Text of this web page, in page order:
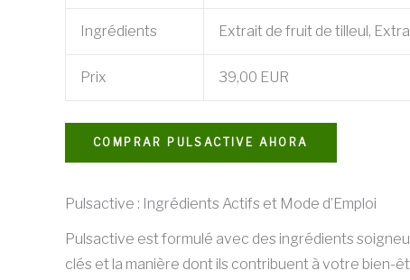
Ingrédients Extrait de fruit de tilleul,
Prix 39,00 EUR
COMPRAR PULSACTIVE AHORA
Pulsactive : Ingrédients Actifs et Mode d’Emploi
Pulsactive est formulé avec des ingrédients
clés et la manière dont ils contribuent à votre bien-